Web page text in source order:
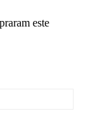
este